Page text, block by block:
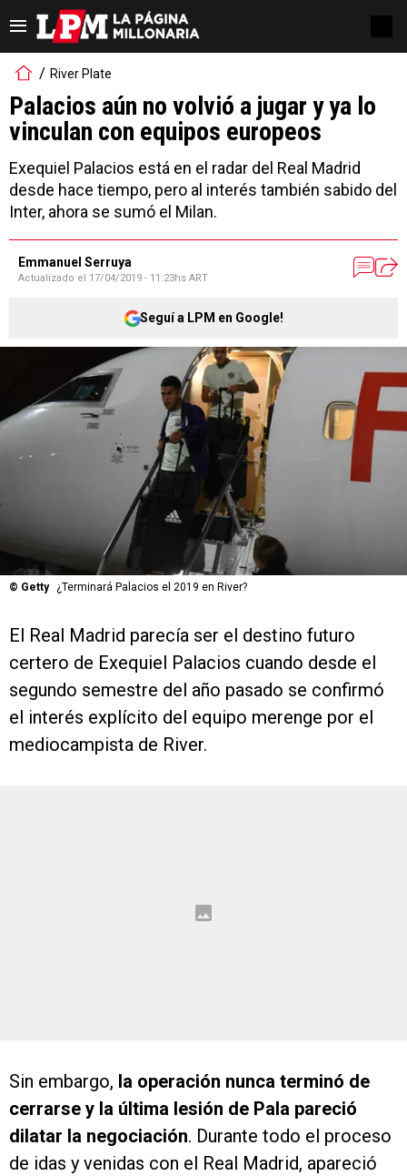
River Plate
Palacios aún no volvió a jugar y ya lo
vinculan con equipos europeos
Exequiel Palacios está en el radar del Real Madrid
desde hace tiempo, pero al interés también sabido del
Inter, ahora se sumó el Milan.
Emmanuel Serruya
Actualizado el 17/04/2019 - 11:23hs ART
Seguí a LPM en Google!
© Getty ¿Terminará Palacios el 2019 en River?
El Real Madrid parecía ser el destino futuro
certero de Exequiel Palacios cuando desde el
segundo semestre del año pasado se confirmó
el interés explícito del equipo merenge por el
mediocampista de River.
Sin embargo, la operación nunca terminó de
cerrarse y la última lesión de Pala pareció
dilatar la negociación. Durante todo el proceso
de idas y venidas con el Real Madrid, apareció